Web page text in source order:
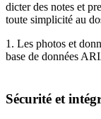
dicter des notes et
toute simplicité au
1. Les photos et
base de données
Sécurité et